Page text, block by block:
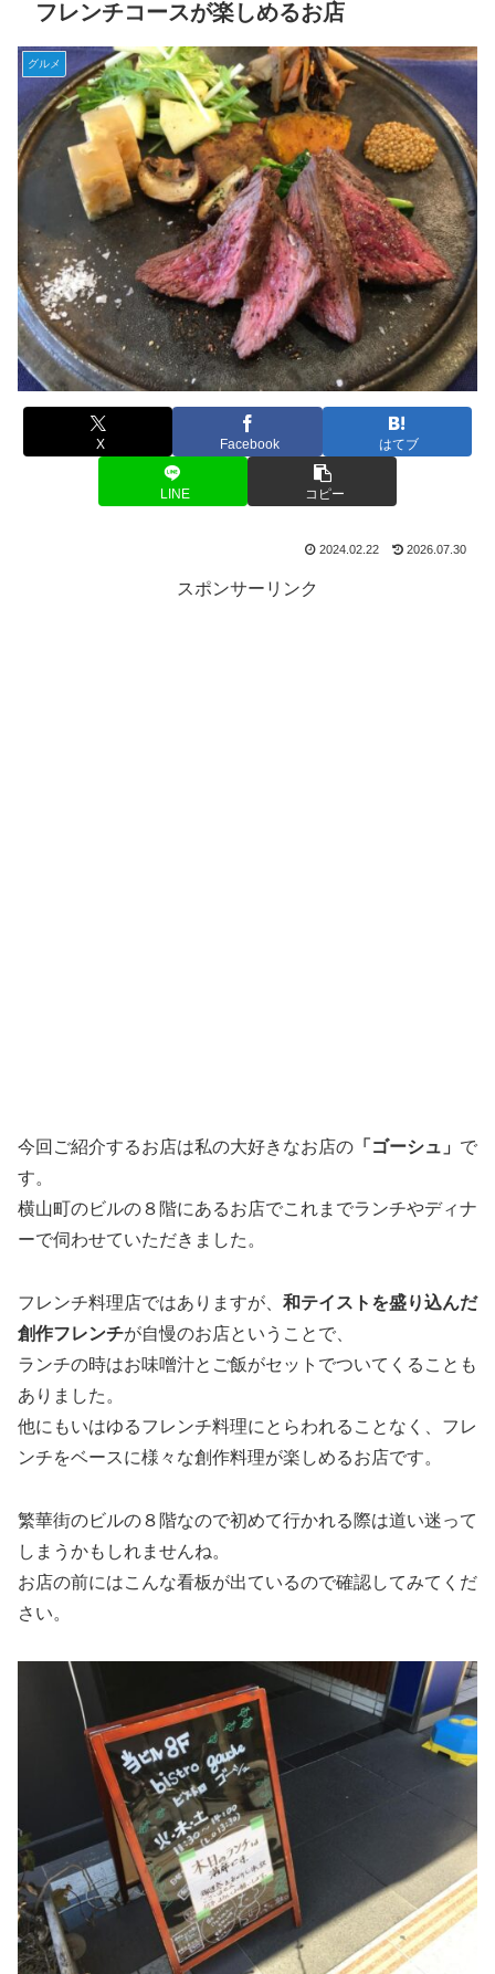
フレンチコースが楽しめるお店
グルメ
X Facebook はてブ
LINE コピー
2024.02.22 2026.07.30
スポンサーリンク
今回ご紹介するお店は私の大好きなお店の 「ゴーシュ」 で
す。
横山町のビルの８階にあるお店でこれまでランチやディナ
ーで伺わせていただきました。
フレンチ料理店ではありますが、 和テイストを盛り込んだ
創作フレンチが自慢のお店ということで、
ランチの時はお味噌汁とご飯がセットでついてくることも
ありました。
他にもいはゆるフレンチ料理にとらわれることなく、フレ
ンチをベースに様々な創作料理が楽しめるお店です。
繁華街のビルの８階なので初めて行かれる際は道い迷って
しまうかもしれませんね。
お店の前にはこんな看板が出ているので確認してみてくだ
さい。